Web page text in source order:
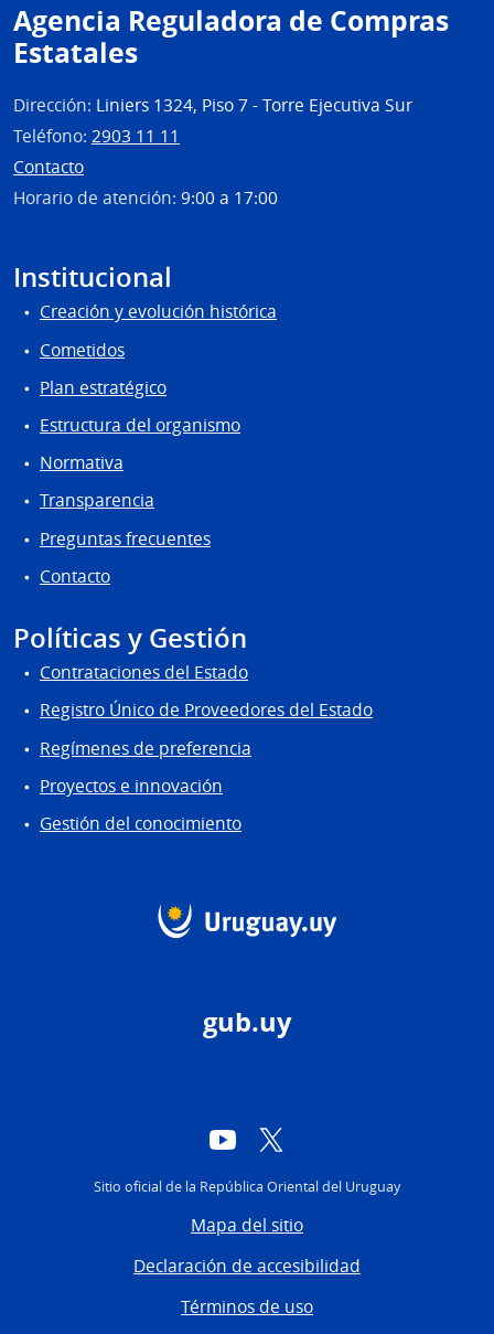
Agencia Reguladora de Compras
Estatales
Dirección: Liniers 1324, Piso 7 - Torre Ejecutiva Sur
Teléfono: 2903 11 11
Contacto
Horario de atención: 9:00 a 17:00
Institucional
Creación y evolución histórica
Cometidos
Plan estratégico
Estructura del organismo
Normativa
Transparencia
Preguntas frecuentes
Contacto
Políticas y Gestión
Contrataciones del Estado
Registro Único de Proveedores del Estado
Regímenes de preferencia
Proyectos e innovación
Gestión del conocimiento
gub.uy
YouTube
Sitio oficial de la República Oriental del Uruguay
Mapa del sitio
Declaración de accesibilidad
Términos de uso